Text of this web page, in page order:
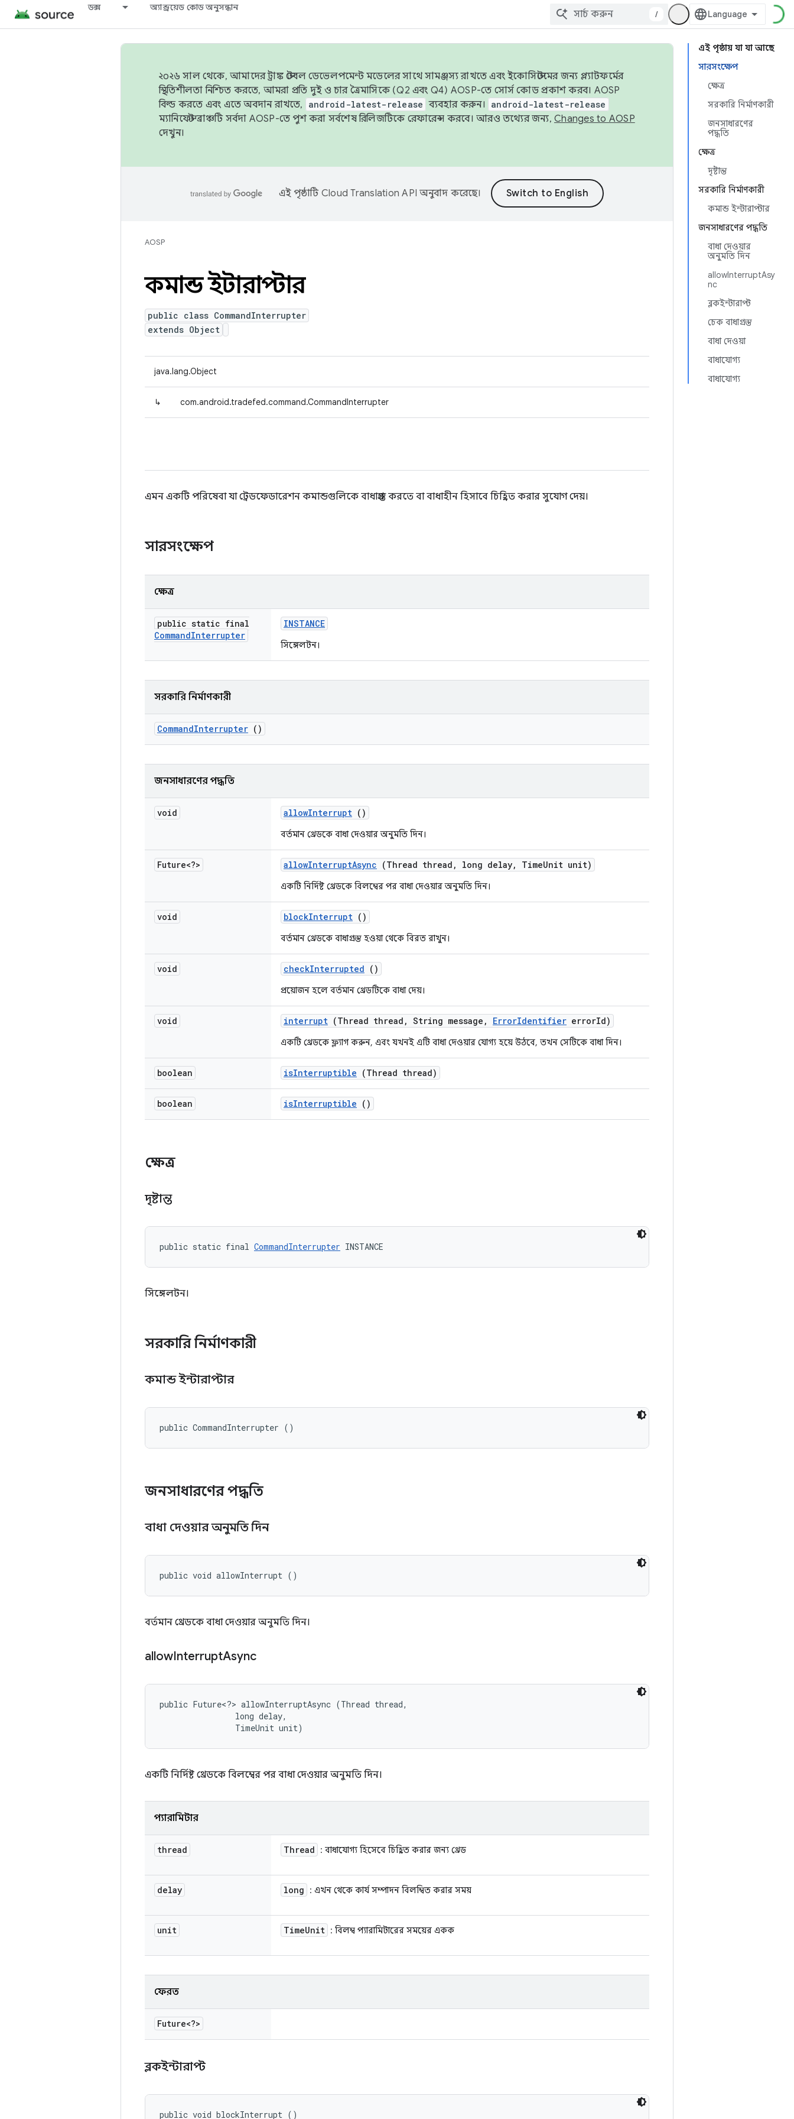
ডক্স অ্যান্ড্রয়েড কোড অনুসন্ধান
/
এই পৃষ্ঠায় যা যা আছে
সারসংক্ষেপ
ক্ষেত্র
সরকারি নির্মাণকারী
জনসাধারণের
পদ্ধতি
ক্ষেত্র
দৃষ্টান্ত
সরকারি নির্মাণকারী
কমান্ড ইন্টারাপ্টার
জনসাধারণের পদ্ধতি
বাধা দেওয়ার
অনুমতি দিন
allowInterruptAsy
nc
ব্লকইন্টারাপ্ট
চেক বাধাগ্রস্ত
বাধা দেওয়া
বাধাযোগ্য
বাধাযোগ্য
২০২৬ সাল থেকে, আমাদের ট্রাঙ্ক স্টেবল ডেভেলপমেন্ট মডেলের সাথে সামঞ্জস্য রাখতে এবং ইকোসিস্টেমের জন্য প্ল্যাটফর্মের
স্থিতিশীলতা নিশ্চিত করতে, আমরা প্রতি দুই ও চার ত্রৈমাসিকে (Q2 এবং Q4) AOSP-তে সোর্স কোড প্রকাশ করব। AOSP
বিল্ড করতে এবং এতে অবদান রাখতে,
android-latest-release ব্যবহার করুন। android-latest-release
ম্যানিফেস্ট ব্রাঞ্চটি সর্বদা AOSP-তে পুশ করা সর্বশেষ রিলিজটিকে রেফারেন্স করবে। আরও তথ্যের জন্য, Changes to AOSP
দেখুন।
এই পৃষ্ঠাটি Cloud Translation API অনুবাদ করেছে।
AOSP
কমান্ড ইন্টারাপ্টার
public class CommandInterrupter
extends Object
java.lang.Object
↳ com.android.tradefed.command.CommandInterrupter
এমন একটি পরিষেবা যা ট্রেডফেডারেশন কমান্ডগুলিকে বাধাগ্রস্ত করতে বা বাধাহীন হিসাবে চিহ্নিত করার সুযোগ দেয়।
সারসংক্ষেপ
ক্ষেত্র
public static final
CommandInterrupter
INSTANCE
সিঙ্গেলটন।
সরকারি নির্মাণকারী
CommandInterrupter ()
জনসাধারণের পদ্ধতি
void allowInterrupt ()
বর্তমান থ্রেডকে বাধা দেওয়ার অনুমতি দিন।
Future<?> allowInterruptAsync (Thread thread , long delay, TimeUnit unit)
একটি নির্দিষ্ট থ্রেডকে বিলম্বের পর বাধা দেওয়ার অনুমতি দিন।
void blockInterrupt ()
বর্তমান থ্রেডকে বাধাগ্রস্ত হওয়া থেকে বিরত রাখুন।
void checkInterrupted ()
প্রয়োজন হলে বর্তমান থ্রেডটিকে বাধা দেয়।
void interrupt (Thread thread , String message , ErrorIdentifier errorId)
একটি থ্রেডকে ফ্ল্যাগ করুন, এবং যখনই এটি বাধা দেওয়ার যোগ্য হয়ে উঠবে, তখন সেটিকে বাধা দিন।
boolean isInterruptible (Thread thread)
boolean isInterruptible ()
ক্ষেত্র
দৃষ্টান্ত
public static final CommandInterrupter INSTANCE
সিঙ্গেলটন।
সরকারি নির্মাণকারী
কমান্ড ইন্টারাপ্টার
public CommandInterrupter ()
জনসাধারণের পদ্ধতি
বাধা দেওয়ার অনুমতি দিন
public void allowInterrupt ()
বর্তমান থ্রেডকে বাধা দেওয়ার অনুমতি দিন।
allowInterruptAsync
public Future<?> allowInterruptAsync (Thread thread,
                long delay,
                TimeUnit unit)
একটি নির্দিষ্ট থ্রেডকে বিলম্বের পর বাধা দেওয়ার অনুমতি দিন।
প্যারামিটার
thread Thread : বাধাযোগ্য হিসেবে চিহ্নিত করার জন্য থ্রেড
delay long : এখন থেকে কার্য সম্পাদন বিলম্বিত করার সময়
unit TimeUnit : বিলম্ব প্যারামিটারের সময়ের একক
ফেরত
Future<?>
ব্লকইন্টারাপ্ট
public void blockInterrupt ()